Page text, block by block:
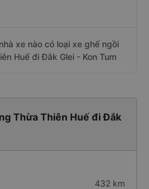
xe nào có loại xe ghế ngồi
Huế đi Đắk Glei - Kon Tum
Thừa Thiên Huế đi Đắk
432 km